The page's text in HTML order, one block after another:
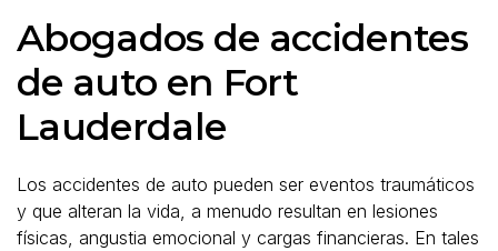
Abogados de accidentes
de auto en Fort
Lauderdale
Los accidentes de auto pueden ser eventos traumáticos
y que alteran la vida, a menudo resultan en lesiones
físicas, angustia emocional y cargas financieras. En tales